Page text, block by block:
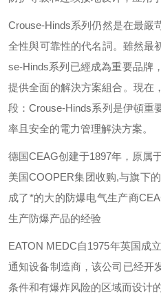
Crouse-Hinds系列仍然是在最嚴
全性與可靠性的代名詞。雖然最
se-Hinds系列已經成為重要品牌
提供全面的解決方案組合。現在
段：Crouse-Hinds系列是伊頓重
率且安全的電力管理解決方案。
德国CEAG创建于1897年，原属
美国COOPER集团收购,与旗下的
成了*的大的防爆电气生产商
生产防爆产品的经验
EATON MEDC自1975年英国成
通知设备制造商，该公司已经开
条件和有爆炸风险的区域而设计